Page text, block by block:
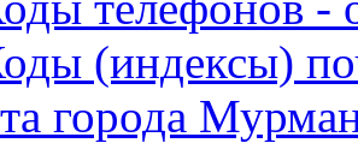
(индексы)
города